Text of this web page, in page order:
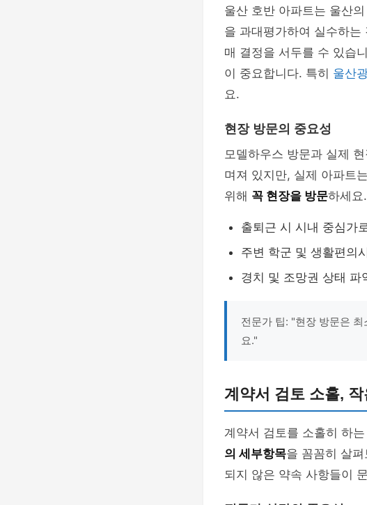
울산 호반 아파트는 울산
을 과대평가하여 실수하는
매 결정을 서두를 수 있습
이 중요합니다. 특히 울산
요.
현장 방문의 중요성
모델하우스 방문과 실제
며져 있지만, 실제 아파트
위해 꼭 현장을 방문하세요.
출퇴근 시 시내 중심가
주변 학군 및 생활편의
경치 및 조망권 상태 파
전문가 팁: "현장 방문은
요."
계약서 검토 소홀,
계약서 검토를 소홀히 하
의 세부항목을 꼼꼼히 살
되지 않은 약속 사항들이